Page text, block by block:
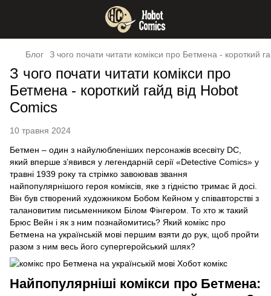
Блог З чого почати читати комікси про Бетмена - короткий
З чого почати читати комікси про
Бетмена - короткий гайд від Hobot
Comics
10 травня 2024
Бетмен – один з найулюбленіших персонажів всесвіту DC,
який вперше з’явився у легендарній серії «Detective Comics» у
травні 1939 року та стрімко завоював звання
найпопулярнішого героя коміксів, яке з гідністю тримає й досі.
Він був створений художником Бобом Кейном у співавторстві з
талановитим письменником Білом Фінгером. То хто ж такий
Брюс Вейн і як з ним познайомитись? Який комікс про
Бетмена на українській мові першим взяти до рук, щоб пройти
разом з ним весь його супергеройський шлях?
Найпопулярніші комікси про Бетмена: